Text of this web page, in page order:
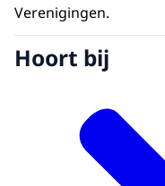
Verenigingen.
Hoort bij